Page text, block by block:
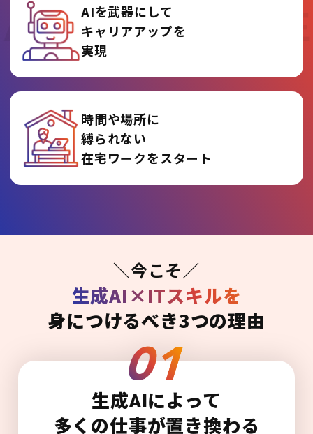
AT AI COLLEGE
AIを武器にして
キャリアアップを
実現
時間や場所に
縛られない
在宅ワークをスタート
＼今こそ／
生成AI×ITスキルを
身につけるべき3つの理由
生成AIによって
多くの仕事が置き換わる